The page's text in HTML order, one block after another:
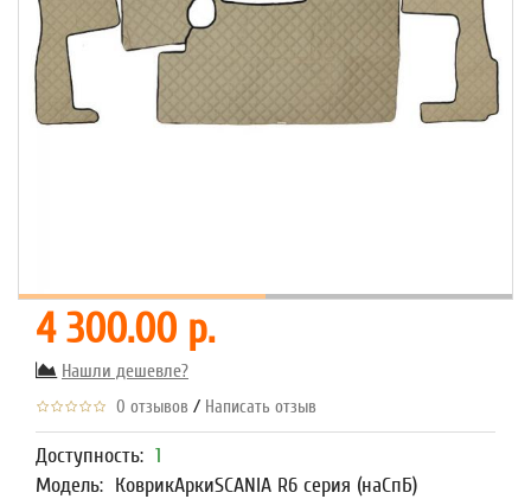
4 300.00 р.
Нашли дешевле?
0 отзывов / Написать отзыв
Доступность: 1
Модель: КоврикАркиSCANIA R6 серия (наСпБ)